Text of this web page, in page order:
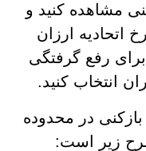
مشاهده کنید و
اتحادیه ارزان
رفع گرفتگی
انتخاب کنید.
بازکنی در محدوده
زیر است: